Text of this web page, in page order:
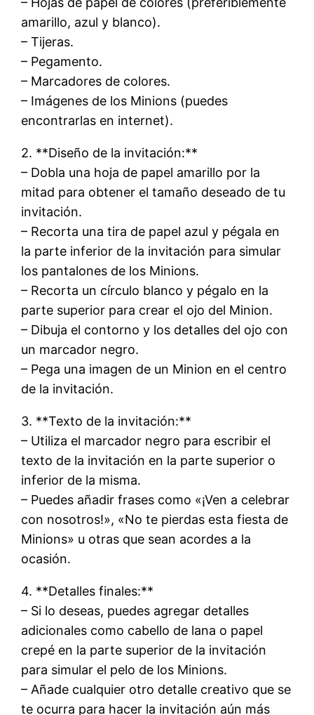
amarillo, azul y blanco).
– Tijeras.
– Pegamento.
– Marcadores de colores.
– Imágenes de los Minions (puedes
encontrarlas en internet).
2. **Diseño de la invitación:**
– Dobla una hoja de papel amarillo por la
mitad para obtener el tamaño deseado de tu
invitación.
– Recorta una tira de papel azul y pégala en
la parte inferior de la invitación para simular
los pantalones de los Minions.
– Recorta un círculo blanco y pégalo en la
parte superior para crear el ojo del Minion.
– Dibuja el contorno y los detalles del ojo con
un marcador negro.
– Pega una imagen de un Minion en el centro
de la invitación.
3. **Texto de la invitación:**
– Utiliza el marcador negro para escribir el
texto de la invitación en la parte superior o
inferior de la misma.
– Puedes añadir frases como «¡Ven a celebrar
con nosotros!», «No te pierdas esta fiesta de
Minions» u otras que sean acordes a la
ocasión.
4. **Detalles finales:**
– Si lo deseas, puedes agregar detalles
adicionales como cabello de lana o papel
crepé en la parte superior de la invitación
para simular el pelo de los Minions.
– Añade cualquier otro detalle creativo que se
te ocurra para hacer la invitación aún más